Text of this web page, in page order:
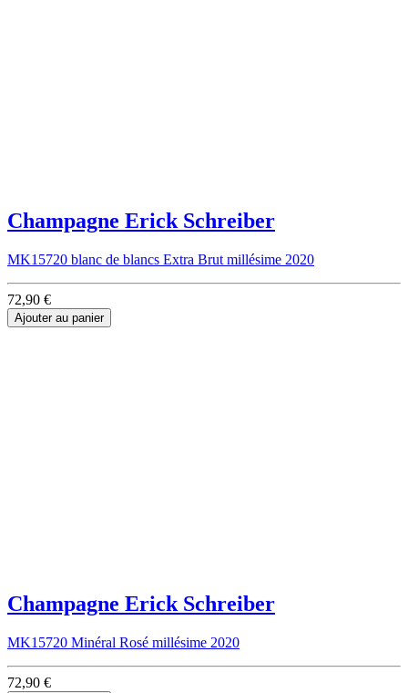
Champagne Erick Schreiber
MK15720 blanc de blancs Extra Brut millésime 2020
72,90 €
Ajouter au panier
Champagne Erick Schreiber
MK15720 Minéral Rosé millésime 2020
72,90 €